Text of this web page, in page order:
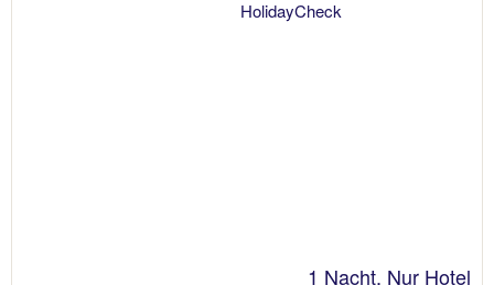
1 Nacht, Nur Hotel